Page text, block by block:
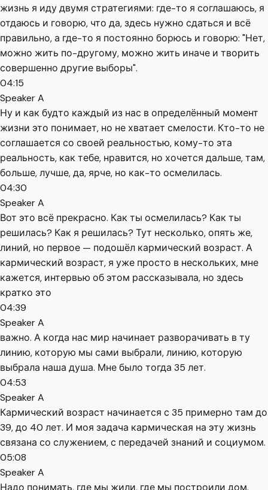
жизнь я иду двумя стратегиями: где-то я соглашаюсь, я
отдаюсь и говорю, что да, здесь нужно сдаться и всё
правильно, а где-то я постоянно борюсь и говорю: "Нет,
можно жить по-другому, можно жить иначе и творить
совершенно другие выборы".
04:15
Speaker A
Ну и как будто каждый из нас в определённый момент
жизни это понимает, но не хватает смелости. Кто-то не
соглашается со своей реальностью, кому-то эта
реальность, как тебе, нравится, но хочется дальше, там,
больше, лучше, да, ярче, но как-то осмелилась.
04:30
Speaker A
Вот это всё прекрасно. Как ты осмелилась? Как ты
решилась? Как я решилась? Тут несколько, опять же,
линий, но первое — подошёл кармический возраст. А
кармический возраст, я уже просто в нескольких, мне
кажется, интервью об этом рассказывала, но здесь
кратко это
04:39
Speaker A
важно. А когда нас мир начинает разворачивать в ту
линию, которую мы сами выбрали, линию, которую
выбрала наша душа. Мне было тогда 35 лет.
04:53
Speaker A
Кармический возраст начинается с 35 примерно там до
39, до 40 лет. И моя задача кармическая на эту жизнь
связана со служением, с передачей знаний и социумом.
05:08
Speaker A
Надо понимать, где мы жили, где мы построили дом.